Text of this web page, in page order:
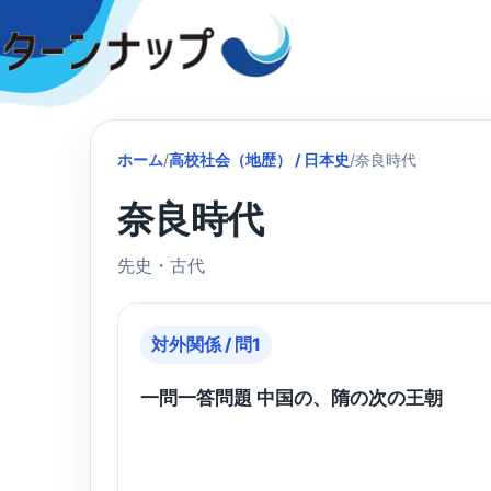
to
content
ホーム/高校社会（地歴） / 日本史/奈良時代
奈良時代
先史・古代
対外関係 / 問1
一問一答問題 中国の、隋の次の王朝